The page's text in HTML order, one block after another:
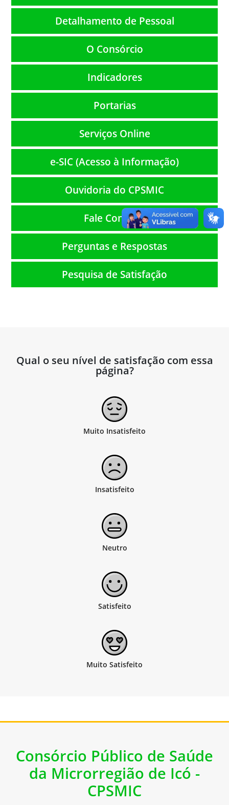
Detalhamento de Pessoal
O Consórcio
Indicadores
Portarias
Serviços Online
e-SIC (Acesso à Informação)
Ouvidoria do CPSMIC
Fale Conosco
Perguntas e Respostas
Pesquisa de Satisfação
Qual o seu nível de satisfação com essa
página?
Consórcio Público de Saúde
da Microrregião de Icó -
CPSMIC